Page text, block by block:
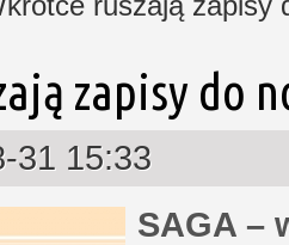
zapisy do
31 15:33
SAGA –